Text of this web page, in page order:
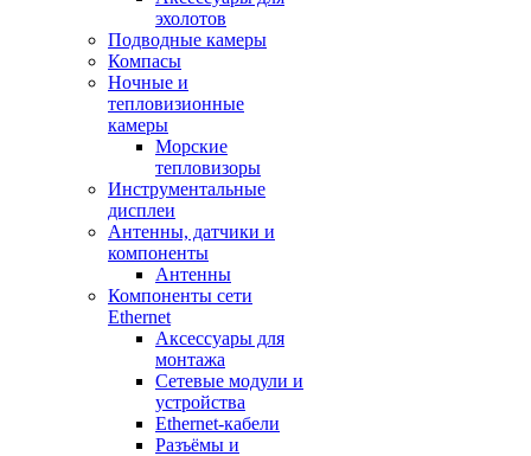
эхолотов
Подводные камеры
Компасы
Ночные и
тепловизионные
камеры
Морские
тепловизоры
Инструментальные
дисплеи
Антенны, датчики и
компоненты
Антенны
Компоненты сети
Ethernet
Аксессуары для
монтажа
Сетевые модули и
устройства
Ethernet-кабели
Разъёмы и